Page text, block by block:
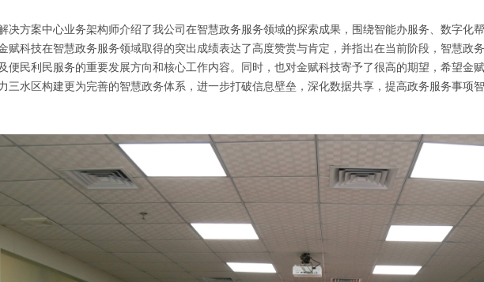
决方案中心业务架构师介绍了我公司在智慧政务服务领域的探索成果，围绕智能办服务、数字化
赋科技在智慧政务服务领域取得的突出成绩表达了高度赞赏与肯定，并指出在当前阶段，智慧政
便民利民服务的重要发展方向和核心工作内容。同时，也对金赋科技寄予了很高的期望，希望金
三水区构建更为完善的智慧政务体系，进一步打破信息壁垒，深化数据共享，提高政务服务事项